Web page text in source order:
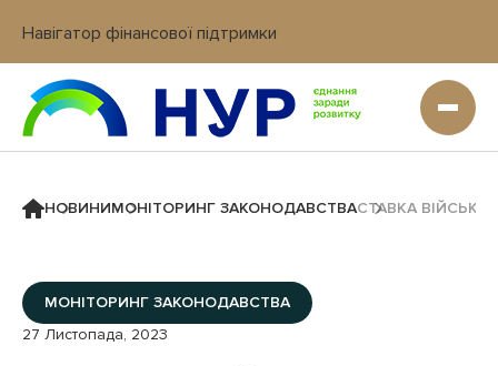
Навігатор фінансової підтримки
Вхід в кабінет IT платформи
НОВИНИМОНІТОРИНГ ЗАКОНОДАВСТВАСТАВКА
МОНІТОРИНГ ЗАКОНОДАВСТВА
27 Листопада, 2023